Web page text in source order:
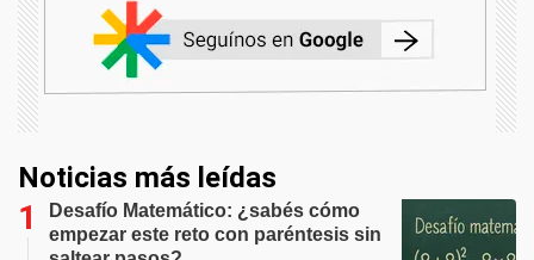
Noticias más leídas
Desafío Matemático: ¿sabés cómo
empezar este reto con paréntesis sin